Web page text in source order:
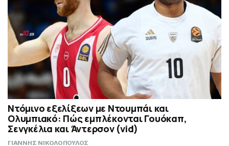
Ντόμινο εξελίξεων με Ντουμπάι και
Ολυμπιακό: Πώς εμπλέκονται Γουόκαπ,
Σενγκέλια και Άντερσον (vid)
ΓΙΑΝΝΗΣ ΝΙΚΟΛΟΠΟΥΛΟΣ